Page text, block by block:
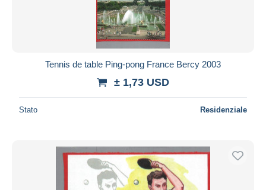
Tennis de table Ping-pong France Bercy 2003
± 1,73 USD
Stato Residenziale